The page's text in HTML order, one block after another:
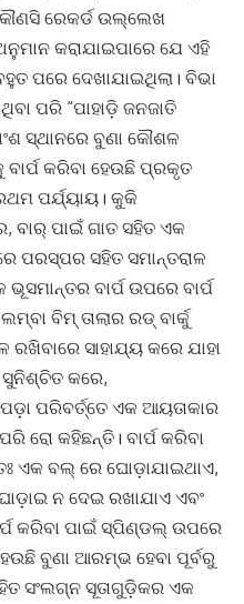
ରେକର୍ଡ ଉଲ୍ଲେଖ
କରାଯାଇପାରେ ଯେ ଏହି
ପରେ ଦେଖାଯାଇଥିଲା। ବିଭା
ପରି “ପାହାଡ଼ି ଜନଜାତି
ସ୍ଥାନରେ ବୁଣା କୌଶଳ
ବାର୍ପ କରିବା ହେଉଛି ପ୍ରକୃତ
ପର୍ଯ୍ୟାୟ। କୁକି
ବାର୍ ପାଇଁ ଗାତ ସହିତ ଏକ
ପରସ୍ପର ସହିତ ସମାନ୍ତରାଳ
ବାର୍ପ ଉପରେ ବାର୍ପ
ବିମ୍ ତାଲାର ରଡ୍ ବାର୍କୁ
ରଖିବାରେ ସାହାଯ୍ୟ କରେ ଯାହା
କରେ,
ପରିବର୍ତ୍ତେ ଏକ ଆୟତାକାର
ରୋ କହିଛନ୍ତି। ବାର୍ପ କରିବା
ଏକ ବଲ୍ ରେ ଘୋଡ଼ାଯାଇଥାଏ,
ନ ଦେଇ ରଖାଯାଏ ଏବଂ
କରିବା ପାଇଁ ସ୍ପିଣ୍ଡଲ୍ ଉପରେ
ବୁଣା ଆରମ୍ଭ ହେବା ପୂର୍ବରୁ
ସଂଲଗ୍ନ ସୂତାଗୁଡ଼ିକର ଏକ